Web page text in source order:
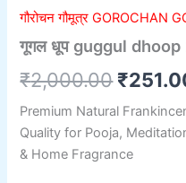
गौरोचन गौमूत्र GOROCHAN
गूगल धूप guggul
₹2,000.00 ₹
Premium Natural
Quality for Pooja,
& Home Fragrance